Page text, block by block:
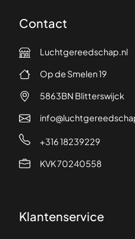
Contact
Luchtgereedschap.nl
Op de Smelen 19
5863BN Blitterswijck
+316 18239229
KVK 70240558
Klantenservice